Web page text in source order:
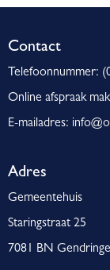
Contact
Telefoonnummer:
Online afspraak
E-mailadres:
Adres
Gemeentehuis
Staringstraat 25
7081 BN